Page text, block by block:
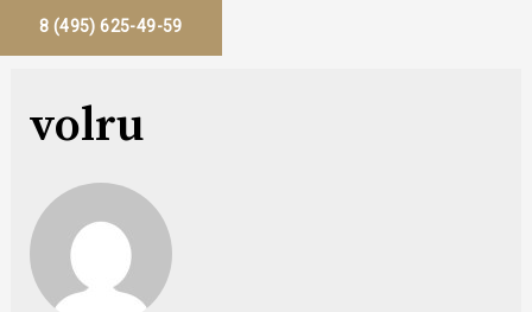
8 (495) 625-49-59
volru